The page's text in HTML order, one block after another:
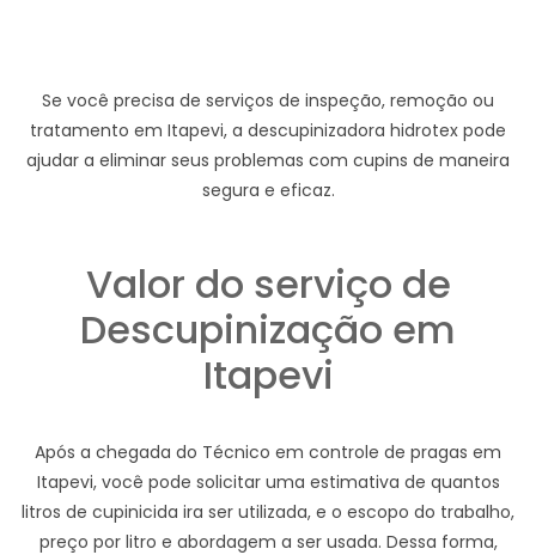
Se você precisa de serviços de inspeção, remoção ou
tratamento em Itapevi, a descupinizadora hidrotex pode
ajudar a eliminar seus problemas com cupins de maneira
segura e eficaz.
Valor do serviço de
Descupinização em
Itapevi
Após a chegada do Técnico em controle de pragas em
Itapevi, você pode solicitar uma estimativa de quantos
litros de cupinicida ira ser utilizada, e o escopo do trabalho,
preço por litro e abordagem a ser usada. Dessa forma,